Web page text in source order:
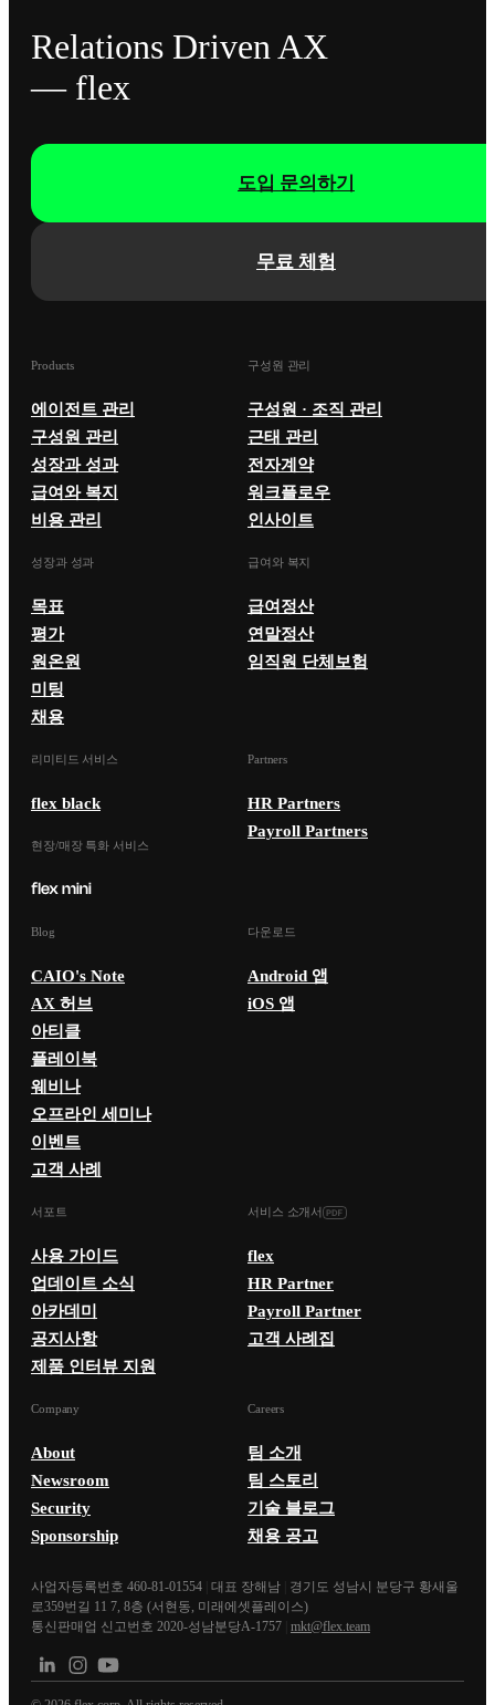
Relations Driven AX
— flex
무료 체험
도입 문의하기
Products
에이전트 관리
구성원 관리
성장과 성과
급여와 복지
비용 관리
구성원 관리
구성원 · 조직 관리
근태 관리
전자계약
워크플로우
인사이트
성장과 성과
목표
평가
원온원
미팅
채용
급여와 복지
급여정산
연말정산
임직원 단체보험
리미티드 서비스
flex black
현장/매장 특화 서비스
Partners
HR Partners
Payroll Partners
Blog
CAIO's Note
AX 허브
아티클
플레이북
웨비나
오프라인 세미나
이벤트
고객 사례
다운로드
Android 앱
iOS 앱
서포트
사용 가이드
업데이트 소식
아카데미
공지사항
제품 인터뷰 지원
서비스 소개서
flex
HR Partner
Payroll Partner
고객 사례집
Company
About
Newsroom
Security
Sponsorship
Careers
팀 소개
팀 스토리
기술 블로그
채용 공고
사업자등록번호 460-81-01554 대표 장해남
경기도 성남시 분당구 황새울
로359번길 11 7, 8층 (서현동, 미래에셋플레이스)
통신판매업 신고번호 2020-성남분당A-1757 mkt@flex.team